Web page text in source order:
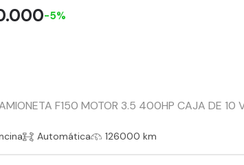
F150 MOTOR 3.5 400HP CAJA DE 10
-5%
Automática 126000 km